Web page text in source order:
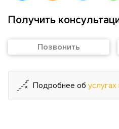
Получить
Позвонить
Подробнее об